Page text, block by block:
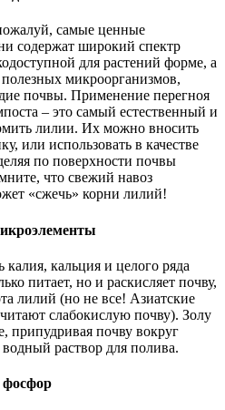
самые ценные
содержат широкий спектр
для растений форме, а
микроорганизмов,
почвы. Применение перегноя
– это самый естественный и
лилии. Их можно вносить
или использовать в качестве
по поверхности почвы
что свежий навоз
«сжечь» корни лилий!
калия, кальция и целого ряда
питает, но и раскисляет почву,
лилий (но не все! Азиатские
слабокислую почву). Золу
припудривая почву вокруг
раствор для полива.